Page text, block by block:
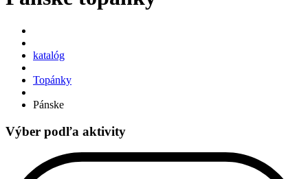
katalóg
Topánky
Pánske
Výber podľa aktivity